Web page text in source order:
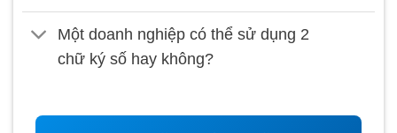
Một doanh nghiệp có thể sử dụng 2
chữ ký số hay không?